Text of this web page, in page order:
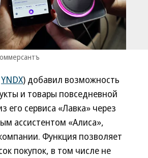
YNDX) добавил возможность
и товары повседневной
его сервиса «Лавка» через
ассистентом «Алиса»,
Функция позволяет
покупок, в том числе не